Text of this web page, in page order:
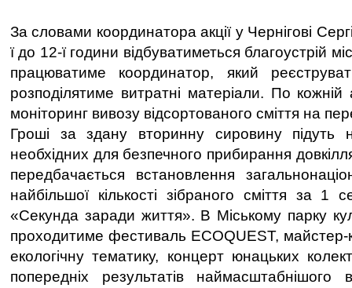
За словами координатора акції у Чернігові
ї до 12-ї години відбуватиметься благоустрій
працюватиме координатор, який
розподілятиме витратні матеріали. По кожній
моніторинг вивозу відсортованого сміття на
Гроші за здану вторинну сировину підуть
необхідних для безпечного прибирання
передбачається встановлення
найбільшої кількості зібраного сміття за
«Секунда заради життя». В Міському парку
проходитиме фестиваль ECOQUEST,
екологічну тематику, концерт юнацьких
попередніх результатів наймасштабнішого